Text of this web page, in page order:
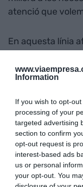
Information
If you wish to opt-
processing of your
targeted advertising
section to confirm
opt-out request is
interest-based ads
us or personal
your opt-out. You
atenció que
En aquesta línia
professionals del
de treballar
millorar
innovadores i
oportunitat de
negoci”.